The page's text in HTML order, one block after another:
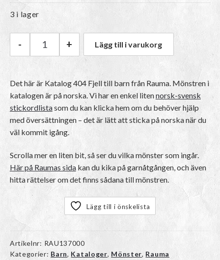
3 i lager
Rauma Katalog 404 Fjell till barn mängd
- + Lägg till i varukorg
Det här är Katalog 404 Fjell till barn från Rauma. Mönstren i
katalogen är på norska. Vi har en enkel litennorsk-svensk
stickordlistasom du kan klicka hem om du behöver hjälp
med översättningen – det är lätt att sticka på norska när du
väl kommit igång.
Scrolla mer en liten bit, så ser du vilka mönster som ingår.
Här på Raumas sidakan du kika på garnåtgången, och även
hitta rättelser om det finns sådana till mönstren.
Lägg till i önskelista
Artikelnr: RAU137000
Kategorier: Barn, Kataloger, Mönster, Rauma